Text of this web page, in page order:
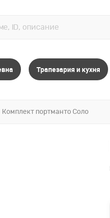
Трапезария и кухня
Комплект портманто Соло